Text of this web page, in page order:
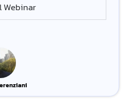
Webinar